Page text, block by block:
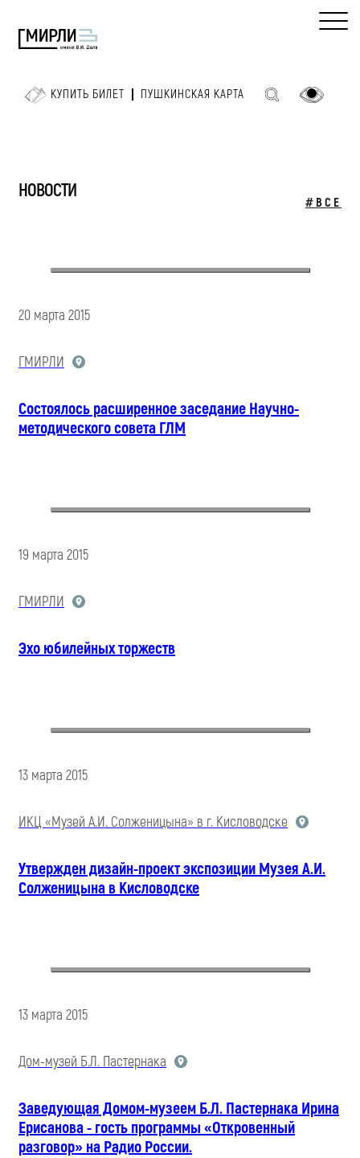
КУПИТЬ БИЛЕТ ПУШКИНСКАЯ КАРТА
НОВОСТИ
#ВСЕ
20 марта 2015
ГМИРЛИ
Состоялось расширенное заседание Научно-
методического совета ГЛМ
19 марта 2015
ГМИРЛИ
Эхо юбилейных торжеств
13 марта 2015
ИКЦ «Музей А.И. Солженицына» в г. Кисловодске
Утвержден дизайн-проект экспозиции Музея А.И.
Солженицына в Кисловодске
13 марта 2015
Дом-музей Б.Л. Пастернака
Заведующая Домом-музеем Б.Л. Пастернака Ирина
Ерисанова - гость программы «Откровенный
разговор» на Радио России.